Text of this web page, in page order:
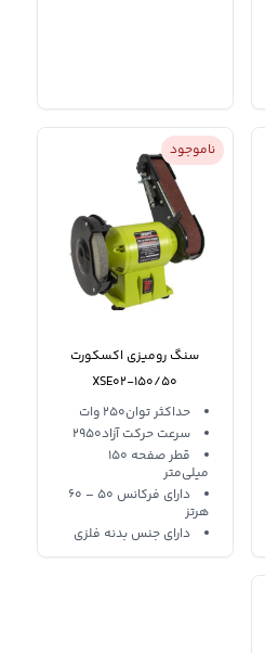
ناموجود
سنگ رومیزی اکسکورت
XSE02-150/50
حداکثر توان250 وات
سرعت حرکت آزاد2950
قطر صفحه 150
میلی‌متر
دارای فرکانس 50 – 60
هرتز
دارای جنس بدنه فلزی